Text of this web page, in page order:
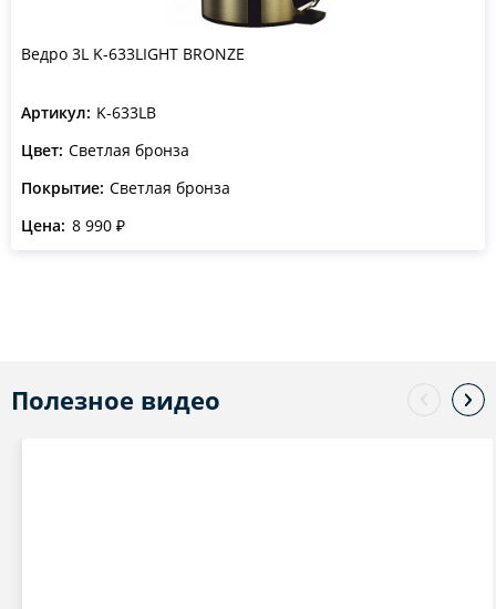
Ведро 3L K-633LIGHT BRONZE
Артикул: K-633LB
Цвет: Светлая бронза
Покрытие: Светлая бронза
Цена: 8 990 ₽
Полезное видео